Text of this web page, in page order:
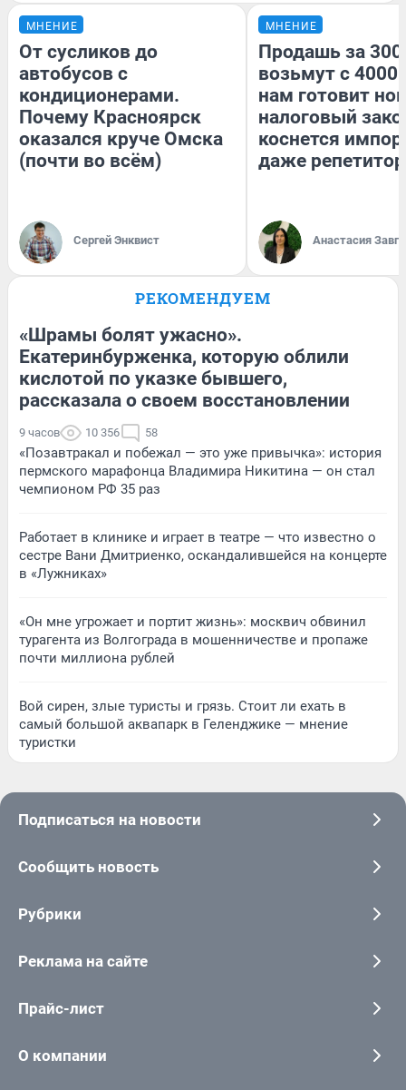
МНЕНИЕ
От сусликов до
автобусов с
кондиционерами.
Почему Красноярск
оказался круче Омска
(почти во всём)
Сергей Энквист
МНЕНИЕ
Продашь за
возьмут с
нам готовит
налоговый
коснется
даже
Анастасия
РЕКОМЕНДУЕМ
«Шрамы болят ужасно».
Екатеринбурженка, которую облили
кислотой по указке бывшего,
рассказала о своем восстановлении
9 часов 10 356 58
«Позавтракал и побежал — это уже привычка»: история
пермского марафонца Владимира Никитина — он стал
чемпионом РФ 35 раз
Работает в клинике и играет в театре — что известно о
сестре Вани Дмитриенко, оскандалившейся на концерте
в «Лужниках»
«Он мне угрожает и портит жизнь»: москвич обвинил
турагента из Волгограда в мошенничестве и пропаже
почти миллиона рублей
Вой сирен, злые туристы и грязь. Стоит ли ехать в
самый большой аквапарк в Геленджике — мнение
туристки
Подписаться на новости
Сообщить новость
Рубрики
Реклама на сайте
Прайс-лист
О компании